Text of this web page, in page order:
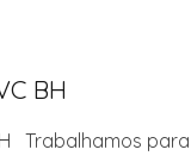
BH
Trabalhamos